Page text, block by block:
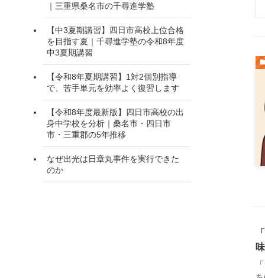
｜三重県桑名市の千尋進学塾
【中3夏期講習】四日市高校上位合格
を目指す夏｜千尋進学塾の令和8年度
中3夏期講習
【令和8年夏期講習】1対2個別指導
で、苦手単元を効率よく復習します
【令和8年度最新版】四日市高校の出
身中学校を分析｜桑名市・四日市
市・三重郡の5年推移
なぜ出光は日章丸事件を実行できた
のか